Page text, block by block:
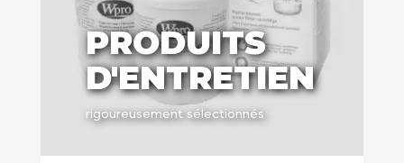
PRODUITS
D'ENTRETIEN
rigoureusement sélectionnés